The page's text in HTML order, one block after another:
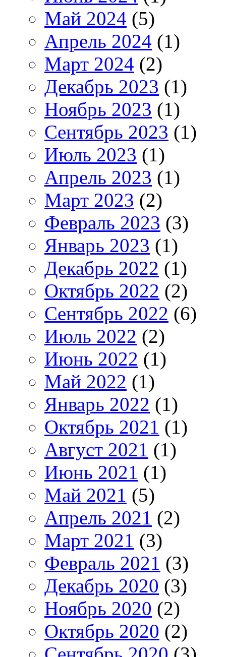
Май 2024 (5)
Апрель 2024 (1)
Март 2024 (2)
Декабрь 2023 (1)
Ноябрь 2023 (1)
Сентябрь 2023 (1)
Июль 2023 (1)
Апрель 2023 (1)
Март 2023 (2)
Февраль 2023 (3)
Январь 2023 (1)
Декабрь 2022 (1)
Октябрь 2022 (2)
Сентябрь 2022 (6)
Июль 2022 (2)
Июнь 2022 (1)
Май 2022 (1)
Январь 2022 (1)
Октябрь 2021 (1)
Август 2021 (1)
Июнь 2021 (1)
Май 2021 (5)
Апрель 2021 (2)
Март 2021 (3)
Февраль 2021 (3)
Декабрь 2020 (3)
Ноябрь 2020 (2)
Октябрь 2020 (2)